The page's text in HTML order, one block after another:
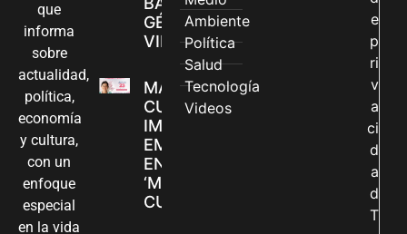
que
informa
sobre
actualidad,
política,
economía
y cultura,
con un
enfoque
especial
en la vida
GÉNERO EN
VILLAVICENCIO
MADRES
CUIDADORAS
IMPULSAN SUS
EMPRENDIMIENTOS
EN LA FERIA
‘MANOS QUE
CUIDAN Y CREAN’
Ambiente
Política
Salud
Tecnología
Videos
e
p
ri
v
a
ci
d
a
d
T